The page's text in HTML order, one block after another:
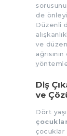
de
Düzenli
ve
Diş
ve
Dört
çocuklar